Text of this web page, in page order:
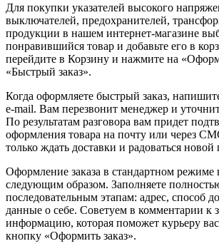
Для покупки указателей высокого
выключателей, предохранителей,
продукции в нашем интернет-магазине
понравившийся товар и добавьте его в
перейдите в Корзину и нажмите на
«Быстрый заказ».
Когда оформляете быстрый заказ,
e-mail. Вам перезвонит менеджер и уточнит
По результатам разговора вам придет
оформления товара на почту или через
только ждать доставки и радоваться новой
Оформление заказа в стандартном режиме
следующим образом. Заполняете
последовательным этапам: адрес, способ
данные о себе. Советуем в комментарии к
информацию, которая поможет курьеру
кнопку «Оформить заказ».